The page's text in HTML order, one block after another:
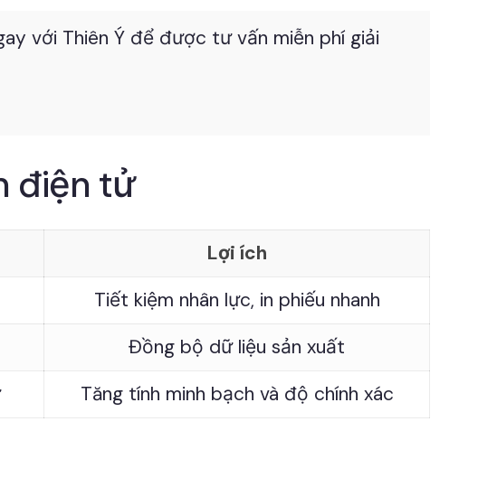
với Thiên Ý để được tư vấn miễn phí giải
điện tử
Lợi ích
Tiết kiệm nhân lực, in phiếu nhanh
Đồng bộ dữ liệu sản xuất
Tăng tính minh bạch và độ chính xác